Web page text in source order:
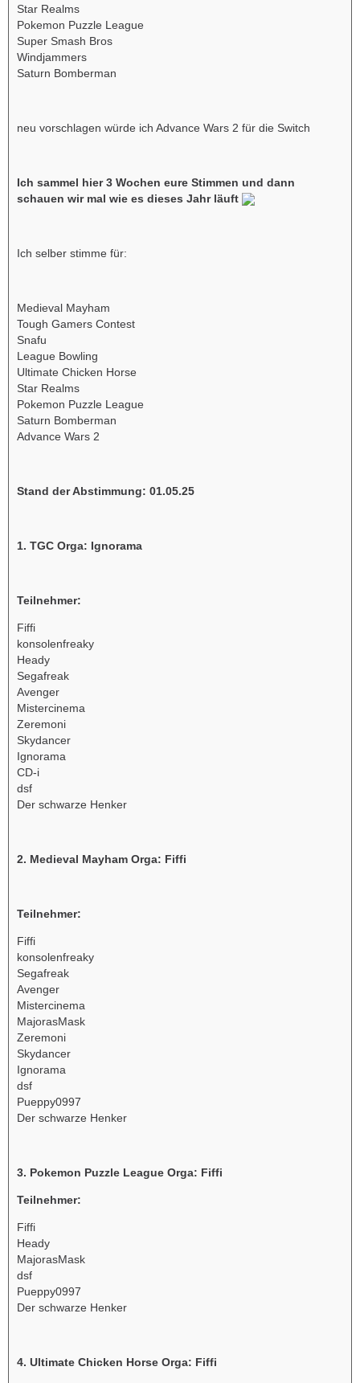
Star Realms
Pokemon Puzzle League
Super Smash Bros
Windjammers
Saturn Bomberman
neu vorschlagen würde ich Advance Wars 2 für die Switch
Ich sammel hier 3 Wochen eure Stimmen und dann
schauen wir mal wie es dieses Jahr läuft
Ich selber stimme für:
Medieval Mayham
Tough Gamers Contest
Snafu
League Bowling
Ultimate Chicken Horse
Star Realms
Pokemon Puzzle League
Saturn Bomberman
Advance Wars 2
Stand der Abstimmung: 01.05.25
1. TGC Orga: Ignorama
Teilnehmer:
Fiffi
konsolenfreaky
Heady
Segafreak
Avenger
Mistercinema
Zeremoni
Skydancer
Ignorama
CD-i
dsf
Der schwarze Henker
2. Medieval Mayham Orga: Fiffi
Teilnehmer:
Fiffi
konsolenfreaky
Segafreak
Avenger
Mistercinema
MajorasMask
Zeremoni
Skydancer
Ignorama
dsf
Pueppy0997
Der schwarze Henker
3. Pokemon Puzzle League Orga: Fiffi
Teilnehmer:
Fiffi
Heady
MajorasMask
dsf
Pueppy0997
Der schwarze Henker
4. Ultimate Chicken Horse Orga: Fiffi